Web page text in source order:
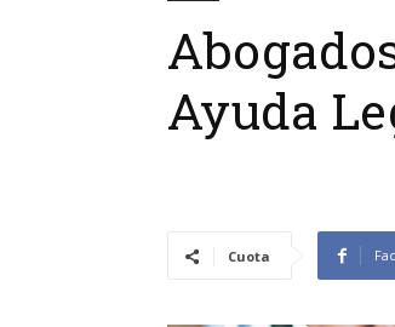
Ayuda
Cuota